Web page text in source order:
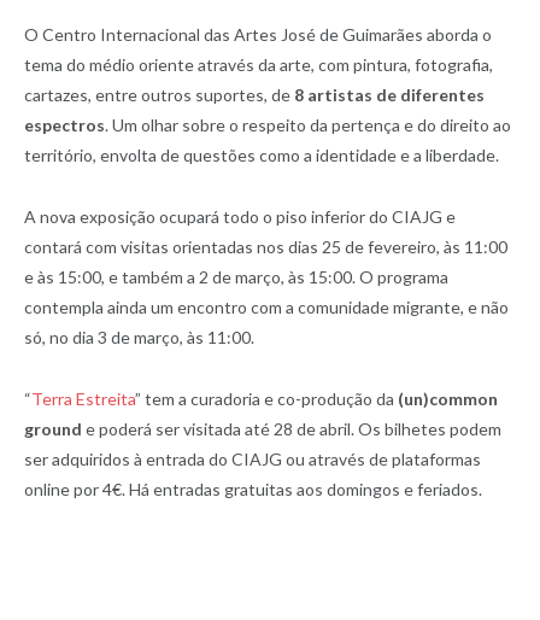
O Centro Internacional das Artes José de Guimarães aborda o
tema do médio oriente através da arte, com pintura, fotografia,
cartazes, entre outros suportes, de 8 artistas de diferentes
espectros. Um olhar sobre o respeito da pertença e do direito ao
território, envolta de questões como a identidade e a liberdade.
A nova exposição ocupará todo o piso inferior do CIAJG e
contará com visitas orientadas nos dias 25 de fevereiro, às 11:00
e às 15:00, e também a 2 de março, às 15:00. O programa
contempla ainda um encontro com a comunidade migrante, e não
só, no dia 3 de março, às 11:00.
“Terra Estreita” tem a curadoria e co-produção da (un)common
ground e poderá ser visitada até 28 de abril. Os bilhetes podem
ser adquiridos à entrada do CIAJG ou através de plataformas
online por 4€. Há entradas gratuitas aos domingos e feriados.